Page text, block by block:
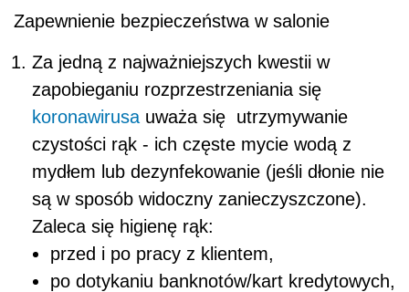
Zapewnienie bezpieczeństwa w salonie
Za jedną z najważniejszych kwestii w
zapobieganiu rozprzestrzeniania się
koronawirusa uważa się utrzymywanie
czystości rąk - ich częste mycie wodą z
mydłem lub dezynfekowanie (jeśli dłonie nie
są w sposób widoczny zanieczyszczone).
Zaleca się higienę rąk:
przed i po pracy z klientem,
po dotykaniu banknotów/kart kredytowych,